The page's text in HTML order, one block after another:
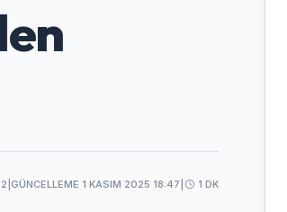
GÜNCELLEME 1 KASIM 2025 18:47 1 DK